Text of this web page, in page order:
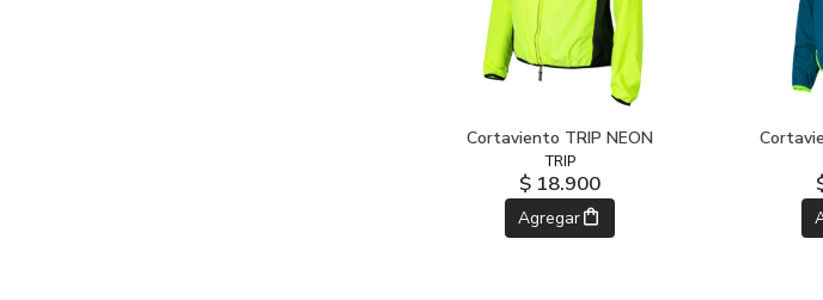
Cortaviento TRIP NEON
TRIP
$ 18.900
Agregar